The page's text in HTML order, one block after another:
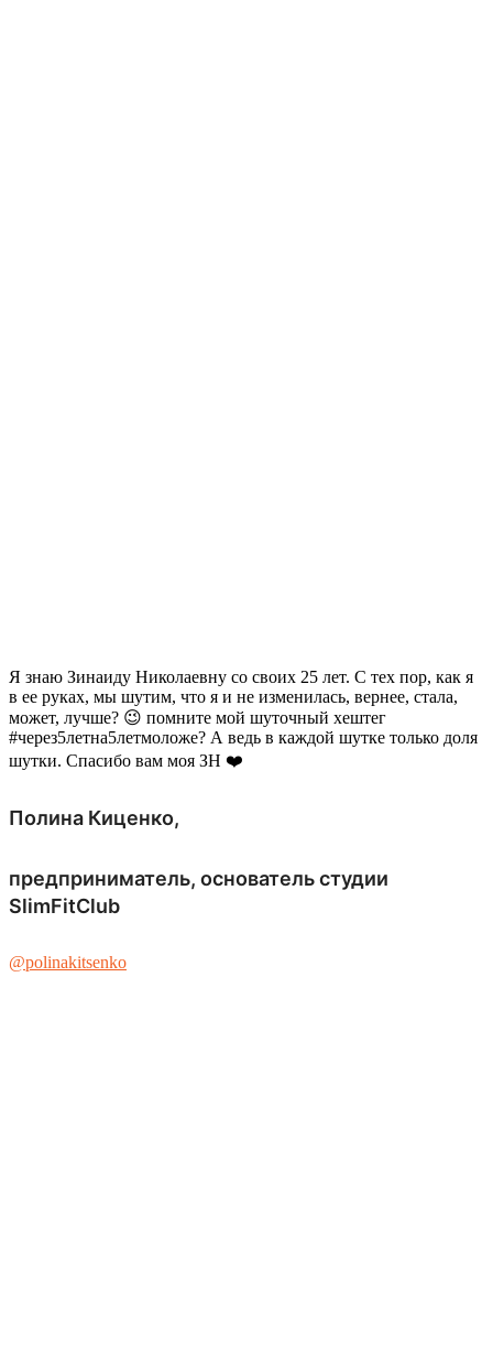
Я знаю Зинаиду Николаевну со своих 25 лет. С тех пор, как я
в ее руках, мы шутим, что я и не изменилась, вернее, стала,
может, лучше? 😉 помните мой шуточный хештег
#через5летна5летмоложе? А ведь в каждой шутке только доля
шутки. Спасибо вам моя ЗН ❤️
Полина Киценко,
предприниматель, основатель студии
SlimFitClub
@polinakitsenko